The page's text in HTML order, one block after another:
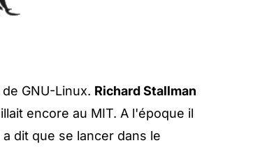
GNU-Linux. Richard Stallman
encore au MIT. A l'époque il
dit que se lancer dans le